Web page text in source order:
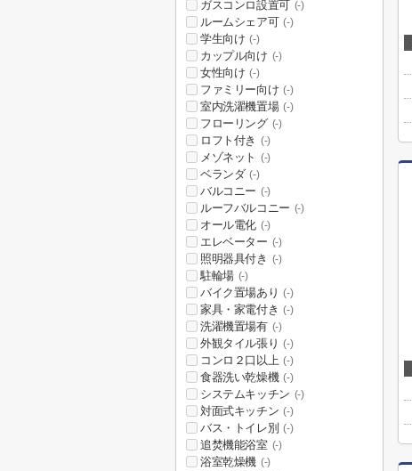
ガスコンロ設置可 (-)
ルームシェア可 (-)
学生向け (-)
カップル向け (-)
女性向け (-)
ファミリー向け (-)
室内洗濯機置場 (-)
フローリング (-)
ロフト付き (-)
メゾネット (-)
ベランダ (-)
バルコニー (-)
ルーフバルコニー (-)
オール電化 (-)
エレベーター (-)
照明器具付き (-)
駐輪場 (-)
バイク置場あり (-)
家具・家電付き (-)
洗濯機置場有 (-)
外観タイル張り (-)
コンロ２口以上 (-)
食器洗い乾燥機 (-)
システムキッチン (-)
対面式キッチン (-)
バス・トイレ別 (-)
追焚機能浴室 (-)
浴室乾燥機 (-)